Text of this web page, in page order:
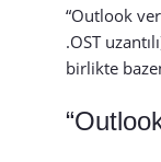
“Outlook
.OST
birlikte